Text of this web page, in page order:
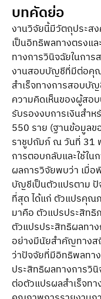
บทคัดย่อ
งานวิจัยนี้มีวัตถุประสง
เป็นอิทธิพลทางตรงแ
ทางการวินิจฉัยในกา
งานสอบบัญชีที่มีต่อคุ
สำเร็จทางการสอบบั
ความคิดเห็นของผู้สอ
รับรองงบการเงินสำ
550 ราย (ฐานข้อมูล
ราชูปถัมภ์ ณ วันที่ 31
การตอบกลับและใช้ใน
ผลการวิจัยพบว่า เมื่
บัญชีเป็นตัวแปรตาม
ที่สุด ได้แก่ ตัวแปรคุณ
มาคือ ตัวแปรประสิท
ตัวแปรประสิทธิผลทา
อย่างมีนัยสำคัญทางส
ว่าปัจจัยที่มีอิทธิพลทา
ประสิทธิผลทางการวิ
ต่อตัวแปรผลสำเร็จท